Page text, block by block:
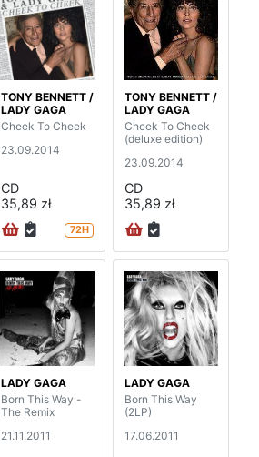
TONY BENNETT /
LADY GAGA
Cheek To Cheek
23.09.2014
CD
35,89 zł
72H
TONY BENNETT /
LADY GAGA
Cheek To Cheek
(deluxe edition)
23.09.2014
CD
35,89 zł
LADY GAGA
Born This Way -
The Remix
21.11.2011
LADY GAGA
Born This Way
(2LP)
17.06.2011